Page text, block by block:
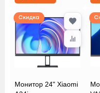
Цвет
Частота
обновления
Скидка
Монитор 24" Xiaomi